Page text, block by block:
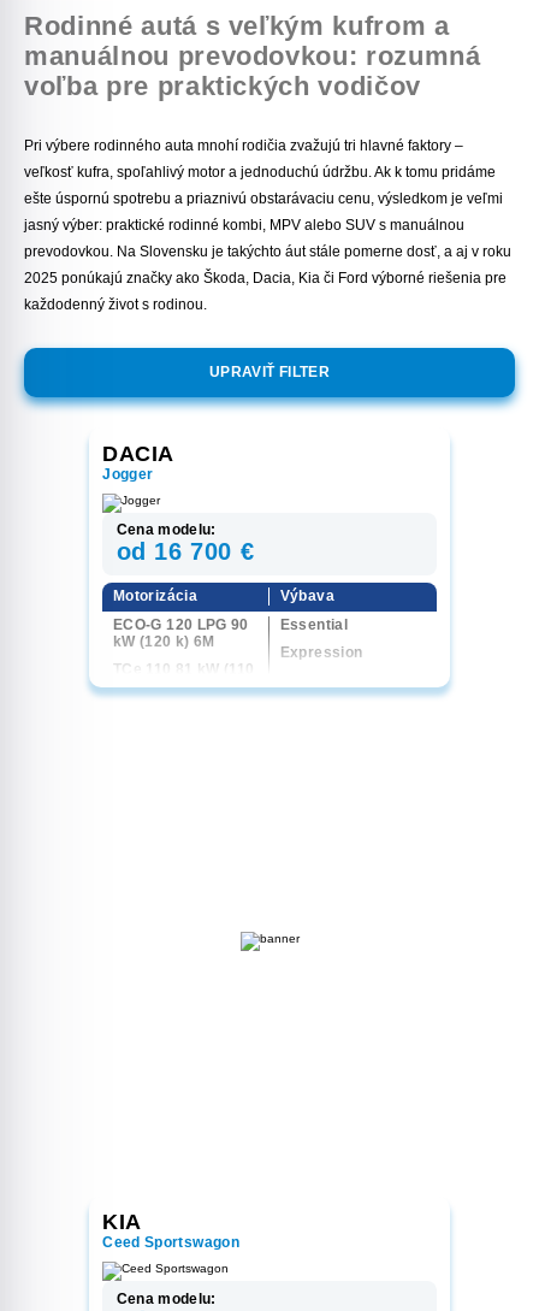
Rodinné autá s veľkým kufrom a
manuálnou prevodovkou: rozumná
voľba pre praktických vodičov
Pri výbere rodinného auta mnohí rodičia zvažujú tri hlavné faktory –
veľkosť kufra, spoľahlivý motor a jednoduchú údržbu. Ak k tomu pridáme
ešte úspornú spotrebu a priaznivú obstarávaciu cenu, výsledkom je veľmi
jasný výber: praktické rodinné kombi, MPV alebo SUV s manuálnou
prevodovkou. Na Slovensku je takýchto áut stále pomerne dosť, a aj v roku
2025 ponúkajú značky ako Škoda, Dacia, Kia či Ford výborné riešenia pre
každodenný život s rodinou.
UPRAVIŤ FILTER
DACIA
Jogger
Cena modelu:
od 16 700 €
Motorizácia
ECO-G 120 LPG 90
kW (120 k) 6M
TCe 110 81 kW (110
k) 6M
Výbava
Essential
Expression
KIA
Ceed Sportswagon
Cena modelu: